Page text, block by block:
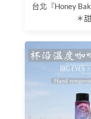
台北『Honey
＊